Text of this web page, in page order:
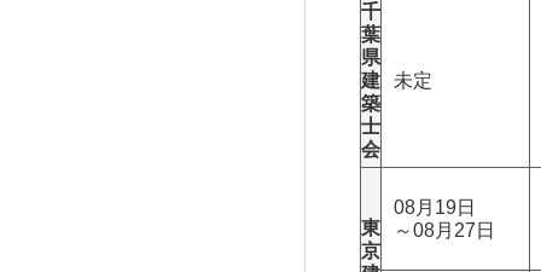
千
葉
県
建
築
士
会
未定
東
京
08月19日
～08月27日